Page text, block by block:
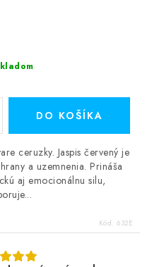
DO KOŠÍKA
ceruzky. Jaspis červený je
a uzemnenia. Prináša
aj emocionálnu silu,
Kód: 632E